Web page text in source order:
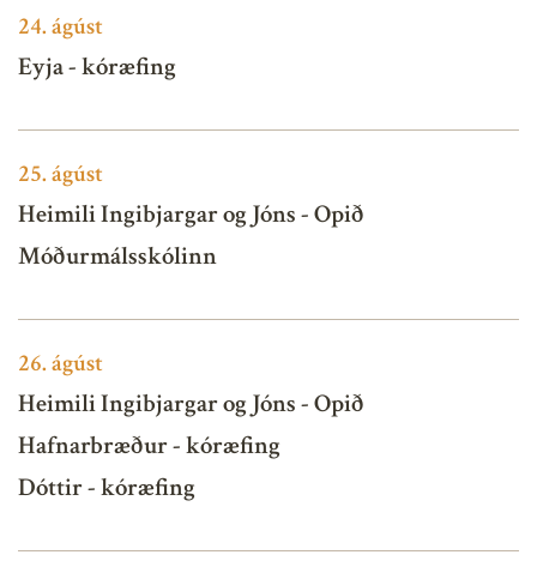
24.ágúst
Eyja - kóræfing
25.ágúst
Heimili Ingibjargar og Jóns - Opið
Móðurmálsskólinn
26.ágúst
Heimili Ingibjargar og Jóns - Opið
Hafnarbræður - kóræfing
Dóttir - kóræfing